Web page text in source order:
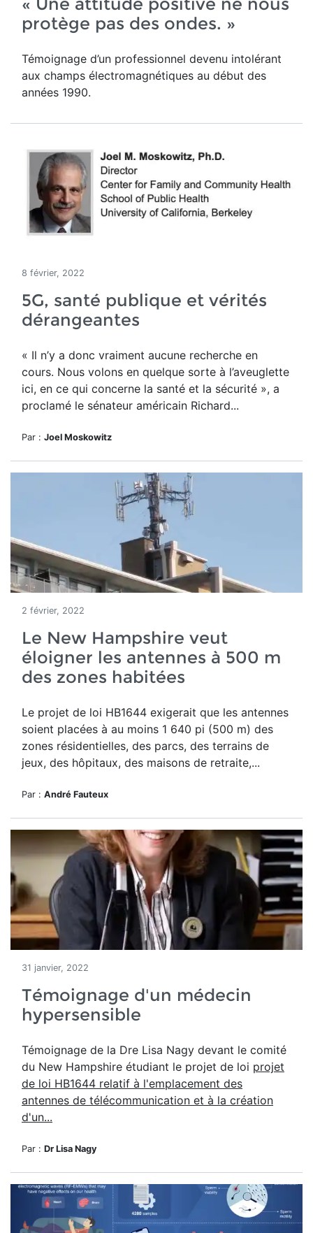
protège pas des ondes. »
Témoignage d’un professionnel devenu intolérant
aux champs électromagnétiques au début des
années 1990.
8 février, 2022
5G, santé publique et vérités
dérangeantes
« Il n’y a donc vraiment aucune recherche en
cours. Nous volons en quelque sorte à l’aveuglette
ici, en ce qui concerne la santé et la sécurité », a
proclamé le sénateur américain Richard...
Par : Joel Moskowitz
2 février, 2022
Le New Hampshire veut
éloigner les antennes à 500 m
des zones habitées
Le projet de loi HB1644 exigerait que les antennes
soient placées à au moins 1 640 pi (500 m) des
zones résidentielles, des parcs, des terrains de
jeux, des hôpitaux, des maisons de retraite,...
Par : André Fauteux
31 janvier, 2022
Témoignage d'un médecin
hypersensible
Témoignage de la Dre Lisa Nagy devant le comité
du New Hampshire étudiant le projet de loi projet
de loi HB1644 relatif à l'emplacement des
antennes de télécommunication et à la création
d'un...
Par : Dr Lisa Nagy